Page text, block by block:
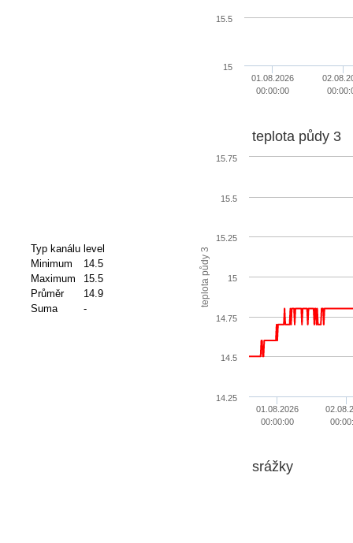
01.08.2026
00:00:00
15
15.5
Typ kanálu level
Minimum
14.5
Maximum
15.5
Průměr
14.9
Suma
-
teplota půdy 3
teplota půdy 3
01.08.2026
00:00:00
14.25
14.5
14.75
15
15.25
15.5
15.75
srážky